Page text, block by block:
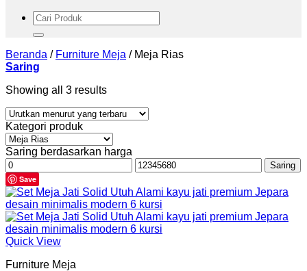
Pencarian
untuk:
Beranda / Furniture Meja /Meja Rias
Saring
Showing all 3 results
Kategori produk
Saring berdasarkan harga
Harga
terendah
Harga
tertinggi
Saring
Save
Quick View
Furniture Meja